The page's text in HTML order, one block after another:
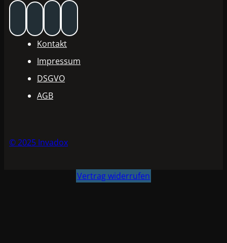
Kontakt
Impressum
DSGVO
AGB
© 2025 Invadox
Vertrag widerrufen